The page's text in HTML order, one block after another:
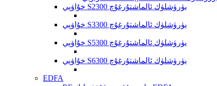
خۇاۋېي S2300 يۈرۈشلۈك ئالماشتۇرغۇچ
خۇاۋېي S3300 يۈرۈشلۈك ئالماشتۇرغۇچ
خۇاۋېي S5300 يۈرۈشلۈك ئالماشتۇرغۇچ
خۇاۋېي S6300 يۈرۈشلۈك ئالماشتۇرغۇچ
EDFA